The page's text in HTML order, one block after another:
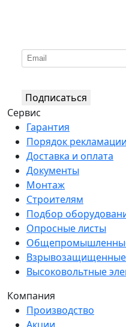
Подписаться
Сервис
Гарантия
Порядок рекламации
Доставка и оплата
Документы
Монтаж
Строителям
Подбор
Опросные листы
Общепромышленные
Взрывозащищенные
Высоковольтные
Компания
Производство